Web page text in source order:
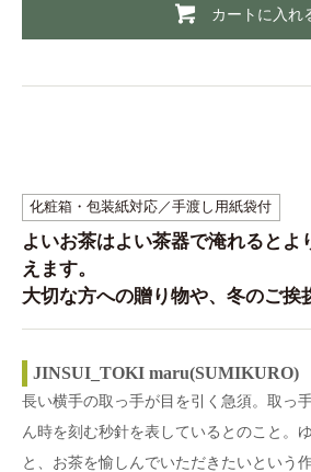
カートに入れ
化粧箱・包装紙対応／手渡し用紙袋付
よいお茶はよい茶器で淹れるとよ
えます。
大切な方への贈り物や、冬のご挨
JINSUI_TOKI maru(SUMIKURO)
長い横手の取っ手が目を引く急須。取っ
ん時を刻む秒針を表しているとのこと。
と、お茶を愉しんでいただきたいという